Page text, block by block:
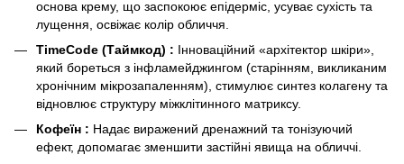
основа крему, що заспокоює епідерміс, усуває сухість та
лущення, освіжає колір обличчя.
TimeCode (Таймкод) : Інноваційний «архітектор шкіри»,
який бореться з інфламейджингом (старінням, викликаним
хронічним мікрозапаленням), стимулює синтез колагену та
відновлює структуру міжклітинного матриксу.
Кофеїн : Надає виражений дренажний та тонізуючий
ефект, допомагає зменшити застійні явища на обличчі.